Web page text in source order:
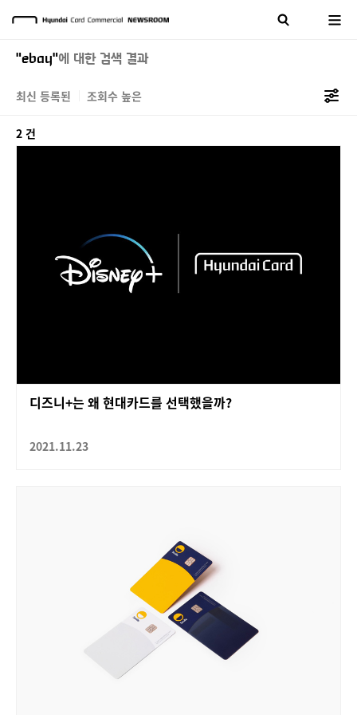
"ebay"에 대한 검색 결과
최신 등록된 조회수 높은
2 건
디즈니+는 왜 현대카드를 선택했을까?
2021.11.23